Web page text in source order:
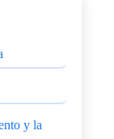
y la